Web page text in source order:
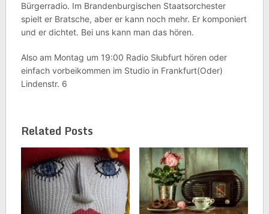
Bürgerradio. Im Brandenburgischen Staatsorchester
spielt er Bratsche, aber er kann noch mehr. Er komponiert
und er dichtet. Bei uns kann man das hören.
Also am Montag um 19:00 Radio Słubfurt hören oder
einfach vorbeikommen im Studio in Frankfurt(Oder)
Lindenstr. 6
Related Posts